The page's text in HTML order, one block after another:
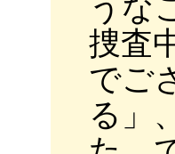
うな
捜査
でご
る」